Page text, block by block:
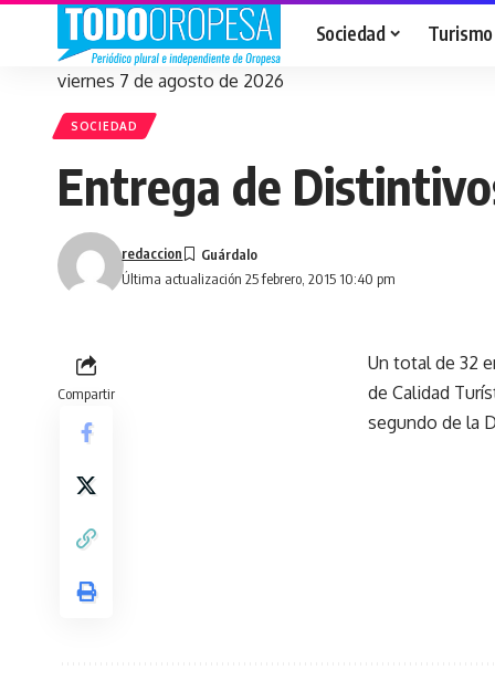
Sociedad Turismo
viernes 7 de agosto de 2026
SOCIEDAD
Entrega de
Última actualización 25 febrero, 2015 10:40 pm
redaccion
Compartir
Un total de 32
de Calidad
segundo de la